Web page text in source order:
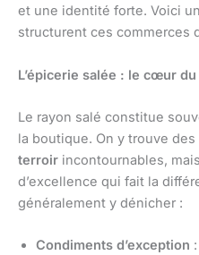
et une identité forte. Voici
structurent ces commerces
L’épicerie salée : le cœur
Le rayon salé constitue
la boutique. On y trouve des
terroir incontournables,
d’excellence qui fait la
généralement y dénicher :
Condiments d’exception